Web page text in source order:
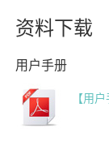
资料下载
用户手册
【用